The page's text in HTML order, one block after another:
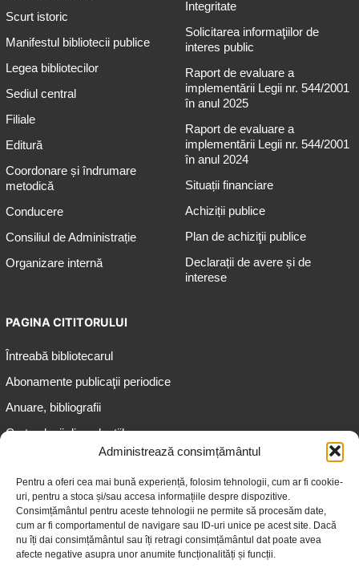
Administrează consimțământul
Pentru a oferi cea mai bună experiență, folosim tehnologii, cum ar fi cookie-
uri, pentru a stoca și/sau accesa informațiile despre dispozitive.
Consimțământul pentru aceste tehnologii ne permite să procesăm date,
cum ar fi comportamentul de navigare sau ID-uri unice pe acest site. Dacă
nu îți dai consimțământul sau îți retragi consimțământul dat poate avea
afecte negative asupra unor anumite funcționalități și funcții.
Scurt istoric
Manifestul bibliotecii publice
Legea bibliotecilor
Sediul central
Filiale
Editură
Coordonare și îndrumare
metodică
Conducere
Consiliul de Administrație
Organizare internă
Integritate
Solicitarea informaţiilor de
interes public
Raport de evaluare a
implementării Legii nr. 544/2001
în anul 2025
Raport de evaluare a
implementării Legii nr. 544/2001
în anul 2024
Situații financiare
Achiziții publice
Plan de achiziţii publice
Declarații de avere și de
interese
PAGINA CITITORULUI
Întreabă bibliotecarul
Abonamente publicaţii periodice
Anuare, bibliografii
Cartea lunii din colecțiile
Informații pentru adolescenți
Informații pentru adulți
Informații pentru seniori